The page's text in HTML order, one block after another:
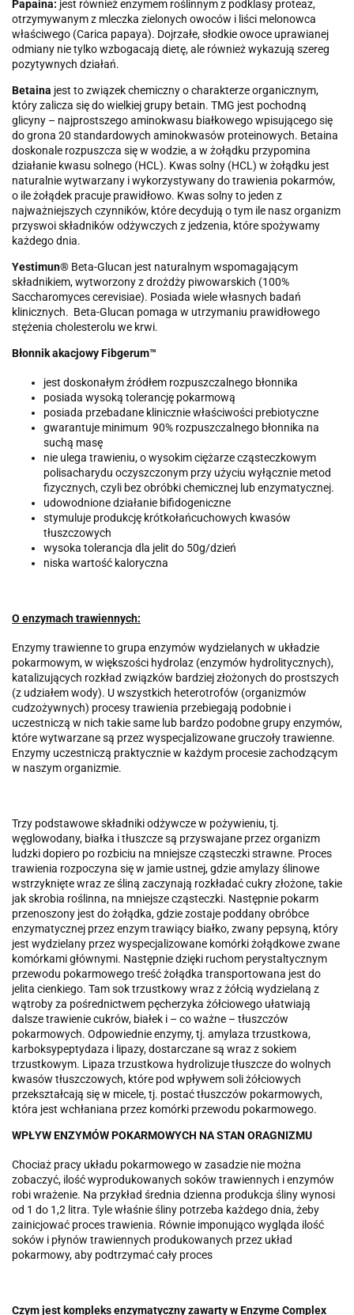
Papaina: jest również enzymem roślinnym z podklasy proteaz,
otrzymywanym z mleczka zielonych owoców i liści melonowca
właściwego (Carica papaya). Dojrzałe, słodkie owoce uprawianej
odmiany nie tylko wzbogacają dietę, ale również wykazują szereg
pozytywnych działań.
Betaina jest to związek chemiczny o charakterze organicznym,
który zalicza się do wielkiej grupy betain. TMG jest pochodną
glicyny – najprostszego aminokwasu białkowego wpisującego się
do grona 20 standardowych aminokwasów proteinowych. Betaina
doskonale rozpuszcza się w wodzie, a w żołądku przypomina
działanie kwasu solnego (HCL). Kwas solny (HCL) w żołądku jest
naturalnie wytwarzany i wykorzystywany do trawienia pokarmów,
o ile żołądek pracuje prawidłowo. Kwas solny to jeden z
najważniejszych czynników, które decydują o tym ile nasz organizm
przyswoi składników odżywczych z jedzenia, które spożywamy
każdego dnia.
Yestimun® Beta-Glucan jest naturalnym wspomagającym
składnikiem, wytworzony z drożdży piwowarskich (100%
Saccharomyces cerevisiae). Posiada wiele własnych badań
klinicznych. Beta-Glucan pomaga w utrzymaniu prawidłowego
stężenia cholesterolu we krwi.
Błonnik akacjowy Fibgerum™
jest doskonałym źródłem rozpuszczalnego błonnika
posiada wysoką tolerancję pokarmową
posiada przebadane klinicznie właściwości prebiotyczne
gwarantuje minimum 90% rozpuszczalnego błonnika na
suchą masę
nie ulega trawieniu, o wysokim ciężarze cząsteczkowym
polisacharydu oczyszczonym przy użyciu wyłącznie metod
fizycznych, czyli bez obróbki chemicznej lub enzymatycznej.
udowodnione działanie bifidogeniczne
stymuluje produkcję krótkołańcuchowych kwasów
tłuszczowych
wysoka tolerancja dla jelit do 50g/dzień
niska wartość kaloryczna
O enzymach trawiennych:
Enzymy trawienne to grupa enzymów wydzielanych w układzie
pokarmowym, w większości hydrolaz (enzymów hydrolitycznych),
katalizujących rozkład związków bardziej złożonych do prostszych
(z udziałem wody). U wszystkich heterotrofów (organizmów
cudzożywnych) procesy trawienia przebiegają podobnie i
uczestniczą w nich takie same lub bardzo podobne grupy enzymów,
które wytwarzane są przez wyspecjalizowane gruczoły trawienne.
Enzymy uczestniczą praktycznie w każdym procesie zachodzącym
w naszym organizmie.
Trzy podstawowe składniki odżywcze w pożywieniu, tj.
węglowodany, białka i tłuszcze są przyswajane przez organizm
ludzki dopiero po rozbiciu na mniejsze cząsteczki strawne. Proces
trawienia rozpoczyna się w jamie ustnej, gdzie amylazy ślinowe
wstrzyknięte wraz ze śliną zaczynają rozkładać cukry złożone, takie
jak skrobia roślinna, na mniejsze cząsteczki. Następnie pokarm
przenoszony jest do żołądka, gdzie zostaje poddany obróbce
enzymatycznej przez enzym trawiący białko, zwany pepsyną, który
jest wydzielany przez wyspecjalizowane komórki żołądkowe zwane
komórkami głównymi. Następnie dzięki ruchom perystaltycznym
przewodu pokarmowego treść żołądka transportowana jest do
jelita cienkiego. Tam sok trzustkowy wraz z żółcią wydzielaną z
wątroby za pośrednictwem pęcherzyka żółciowego ułatwiają
dalsze trawienie cukrów, białek i – co ważne – tłuszczów
pokarmowych. Odpowiednie enzymy, tj. amylaza trzustkowa,
karboksypeptydaza i lipazy, dostarczane są wraz z sokiem
trzustkowym. Lipaza trzustkowa hydrolizuje tłuszcze do wolnych
kwasów tłuszczowych, które pod wpływem soli żółciowych
przekształcają się w micele, tj. postać tłuszczów pokarmowych,
która jest wchłaniana przez komórki przewodu pokarmowego.
WPŁYW ENZYMÓW POKARMOWYCH NA STAN ORAGNIZMU
Chociaż pracy układu pokarmowego w zasadzie nie można
zobaczyć, ilość wyprodukowanych soków trawiennych i enzymów
robi wrażenie. Na przykład średnia dzienna produkcja śliny wynosi
od 1 do 1,2 litra. Tyle właśnie śliny potrzeba każdego dnia, żeby
zainicjować proces trawienia. Równie imponująco wygląda ilość
soków i płynów trawiennych produkowanych przez układ
pokarmowy, aby podtrzymać cały proces
Czym jest kompleks enzymatyczny zawarty w Enzyme Complex